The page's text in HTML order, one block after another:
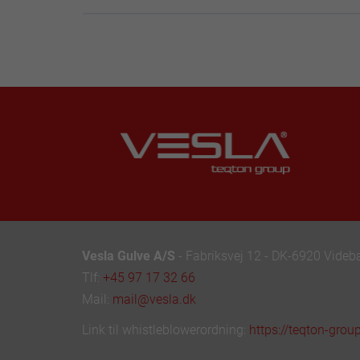
Vesla Gulve A/S - Fabriksvej 12 - DK-6920
Tlf: +45 97 17 32 66
Mail: mail@vesla.dk
Link til whistleblowerordning: https://teqton-